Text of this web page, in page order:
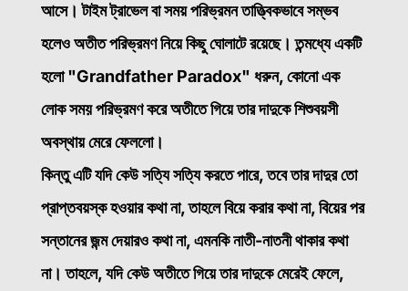
আসে। টাইম ট্রাভেল বা সময় পরিভ্রমন তাত্ত্বিকভাবে সম্ভব
হলেও অতীত পরিভ্রমণ নিয়ে কিছু ঘোলাটে রয়েছে। তন্মধ্যে একটি
হলো "Grandfather Paradox" ধরুন, কোনো এক
লোক সময় পরিভ্রমণ করে অতীতে গিয়ে তার দাদুকে শিশুবয়সী
অবস্থায় মেরে ফেললো।
কিন্তু এটি যদি কেউ সত্যি সত্যি করতে পারে, তবে তার দাদুর তো
প্রাপ্তবয়স্ক হওয়ার কথা না, তাহলে বিয়ে করার কথা না, বিয়ের পর
সন্তানের জন্ম দেয়ারও কথা না, এমনকি নাতী-নাতনী থাকার কথা
না। তাহলে, যদি কেউ অতীতে গিয়ে তার দাদুকে মেরেই ফেলে,